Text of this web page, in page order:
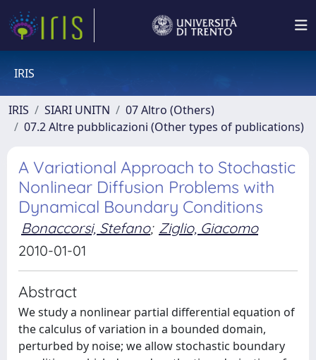
IRIS
IRIS SIARI UNITN
07 Altro (Others)
07.2 Altre pubblicazioni (Other types of publications)
A Variational Approach to Stochastic
Nonlinear Diffusion Problems with
Dynamical Boundary Conditions
Bonaccorsi, Stefano; Ziglio, Giacomo
2010-01-01
Abstract
We study a nonlinear partial differential equation of
the calculus of variation in a bounded domain,
perturbed by noise; we allow stochastic boundary